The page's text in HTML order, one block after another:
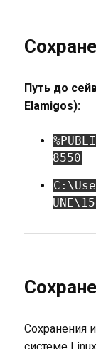
Путь до
Elamigos):
8550
Сохранения